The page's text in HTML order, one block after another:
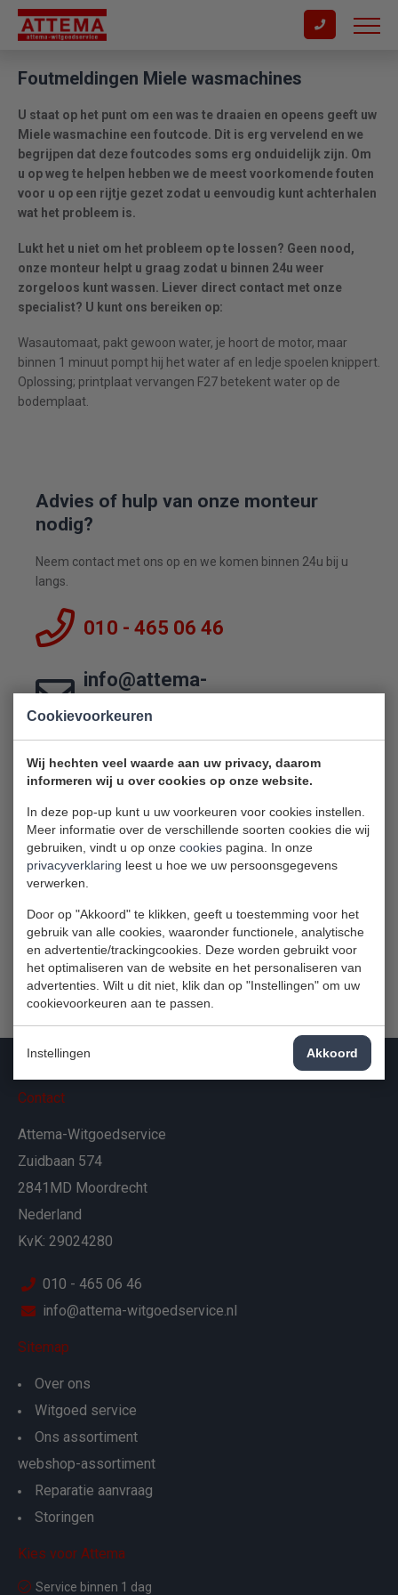
Cookievoorkeuren
Wij hechten veel waarde aan uw privacy, daarom
informeren wij u over cookies op onze website.
In deze pop-up kunt u uw voorkeuren voor cookies instellen.
Meer informatie over de verschillende soorten cookies die wij
gebruiken, vindt u op onze cookies pagina. In onze
privacyverklaring leest u hoe we uw persoonsgegevens
verwerken.
Door op "Akkoord" te klikken, geeft u toestemming voor het
gebruik van alle cookies, waaronder functionele, analytische
en advertentie/trackingcookies. Deze worden gebruikt voor
het optimaliseren van de website en het personaliseren van
advertenties. Wilt u dit niet, klik dan op "Instellingen" om uw
cookievoorkeuren aan te passen.
Instellingen Akkoord
Foutmeldingen Miele wasmachines
U staat op het punt om een was te draaien en opeens geeft uw
Miele wasmachine een foutcode. Dit is erg vervelend en we
begrijpen dat deze foutcodes soms erg onduidelijk zijn. Om
u op weg te helpen hebben we de meest voorkomende fouten
voor u op een rijtje gezet zodat u eenvoudig kunt achterhalen
wat het probleem is.
Lukt het u niet om het probleem op te lossen? Geen nood,
onze monteur helpt u graag zodat u binnen 24u weer
zorgeloos kunt wassen. Liever direct contact met onze
specialist? U kunt ons bereiken op:
Wasautomaat, pakt gewoon water, je hoort de motor, maar
binnen 1 minuut pompt hij het water af en ledje spoelen knippert.
Oplossing; printplaat vervangen F27 betekent water op de
bodemplaat.
Advies of hulp van onze monteur
nodig?
Neem contact met ons op en we komen binnen 24u bij u
langs.
010 - 465 06 46
info@attema-
witgoedservice.nl
Contact
Attema-Witgoedservice
Zuidbaan 574
2841MD Moordrecht
Nederland
KvK: 29024280
010 - 465 06 46
info@attema-witgoedservice.nl
Sitemap
Over ons
Witgoed service
Ons assortiment
webshop-assortiment
Reparatie aanvraag
Storingen
Kies voor Attema
Service binnen 1 dag